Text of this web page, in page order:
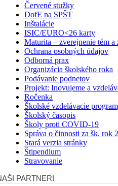
Červené stužky
DofE na SPŠT
Inštalácie
ISIC/EURO<26 karty
Maturita – zverejnenie tém a
Ochrana osobných údajov
Odborná prax
Organizácia školského roka
Podávanie podnetov
Projekt: Inovujeme a
Ročenka
Školské vzdelávacie
Školský časopis
Školy proti COVID-19
Správa o činnosti za šk. rok
Stará verzia stránky
Štipendium
Stravovanie